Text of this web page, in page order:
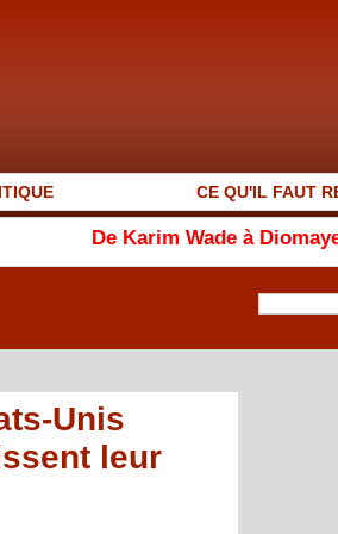
CE QU'IL FAUT
Wade à Diomaye Faye : le
Unis
leur